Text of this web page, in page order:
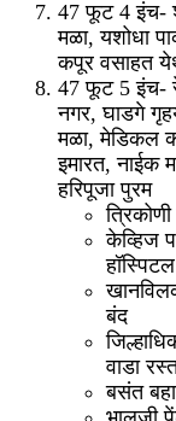
47 फूट 4 इंच-
मळा, यशोधा
कपूर वसाहत
47 फूट 5 इंच-
नगर, घाडगे
मळा, मेडिकल
इमारत, नाईक
हरिपूजा पुरम
केव्हिज
हॉस्पिटल
बंद
वाडा
बसंत